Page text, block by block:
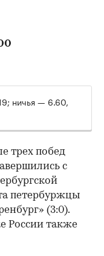
ничья — 6.60,
трех побед
с
петербуржцы
(3:0).
России также